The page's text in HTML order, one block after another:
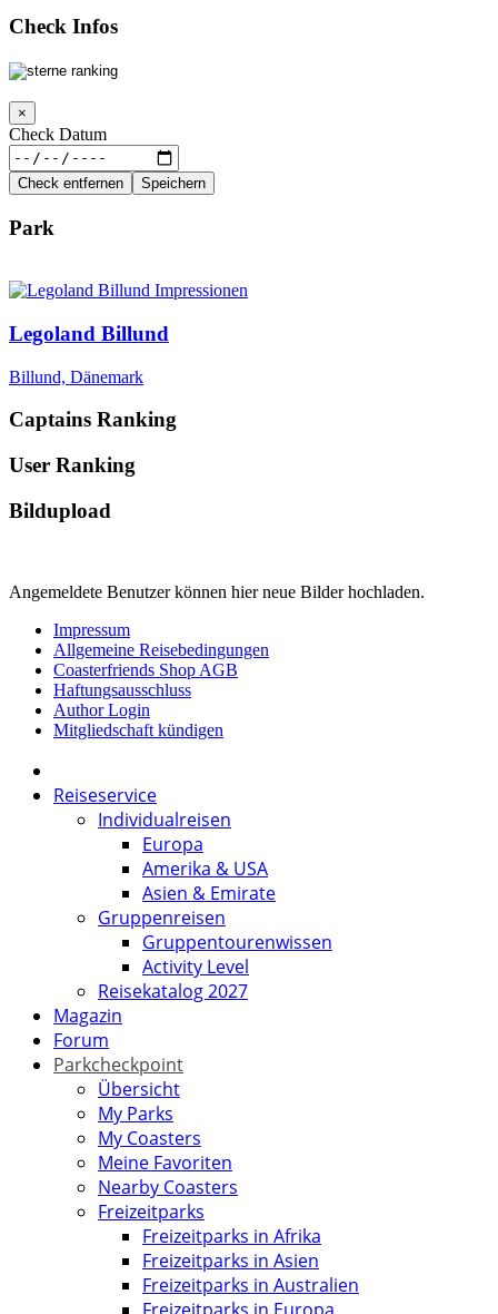
Check Infos
×
Check Datum
Check entfernen Speichern
Park
Legoland Billund
Billund, Dänemark
Captains Ranking
User Ranking
Bildupload
Angemeldete Benutzer können hier neue Bilder hochladen.
Impressum
Allgemeine Reisebedingungen
Coasterfriends Shop AGB
Haftungsausschluss
Author Login
Mitgliedschaft kündigen
Reiseservice
Individualreisen
Europa
Amerika & USA
Asien & Emirate
Gruppenreisen
Gruppentourenwissen
Activity Level
Reisekatalog 2027
Magazin
Forum
Parkcheckpoint
Übersicht
My Parks
My Coasters
Meine Favoriten
Nearby Coasters
Freizeitparks
Freizeitparks in Afrika
Freizeitparks in Asien
Freizeitparks in Australien